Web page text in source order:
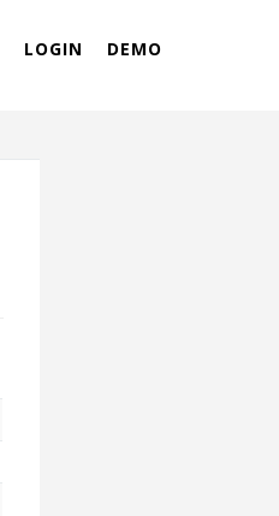
LOGIN DEMO